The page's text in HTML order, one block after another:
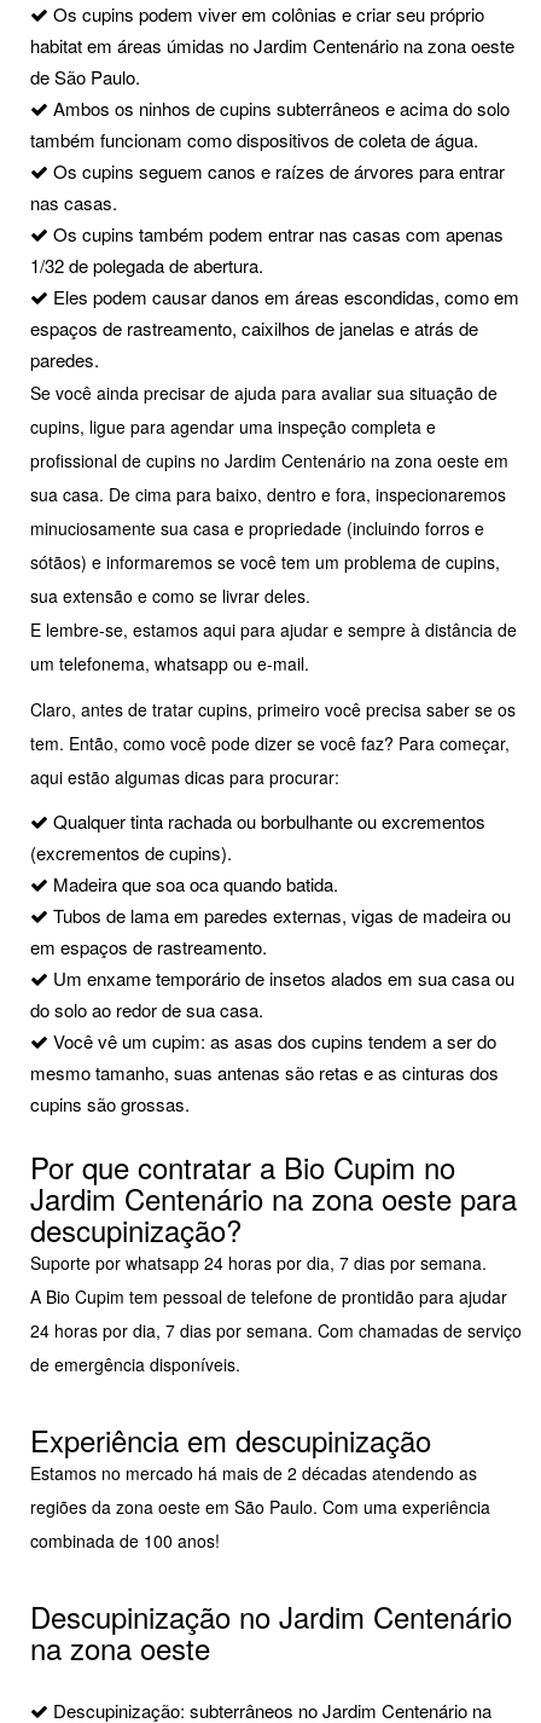
Os cupins podem viver em colônias e criar seu próprio
habitat em áreas úmidas no Jardim Centenário na zona oeste
de São Paulo.
Ambos os ninhos de cupins subterrâneos e acima do solo
também funcionam como dispositivos de coleta de água.
Os cupins seguem canos e raízes de árvores para entrar
nas casas.
Os cupins também podem entrar nas casas com apenas
1/32 de polegada de abertura.
Eles podem causar danos em áreas escondidas, como em
espaços de rastreamento, caixilhos de janelas e atrás de
paredes.
Se você ainda precisar de ajuda para avaliar sua situação de
cupins, ligue para agendar uma inspeção completa e
profissional de cupins no Jardim Centenário na zona oeste em
sua casa. De cima para baixo, dentro e fora, inspecionaremos
minuciosamente sua casa e propriedade (incluindo forros e
sótãos) e informaremos se você tem um problema de cupins,
sua extensão e como se livrar deles.
E lembre-se, estamos aqui para ajudar e sempre à distância de
um telefonema, whatsapp ou e-mail.
Claro, antes de tratar cupins, primeiro você precisa saber se os
tem. Então, como você pode dizer se você faz? Para começar,
aqui estão algumas dicas para procurar:
Qualquer tinta rachada ou borbulhante ou excrementos
(excrementos de cupins).
Madeira que soa oca quando batida.
Tubos de lama em paredes externas, vigas de madeira ou
em espaços de rastreamento.
Um enxame temporário de insetos alados em sua casa ou
do solo ao redor de sua casa.
Você vê um cupim: as asas dos cupins tendem a ser do
mesmo tamanho, suas antenas são retas e as cinturas dos
cupins são grossas.
Por que contratar a Bio Cupim no
Jardim Centenário na zona oeste para
descupinização?
Suporte por whatsapp 24 horas por dia, 7 dias por semana.
A Bio Cupim tem pessoal de telefone de prontidão para ajudar
24 horas por dia, 7 dias por semana. Com chamadas de serviço
de emergência disponíveis.
Experiência em descupinização
Estamos no mercado há mais de 2 décadas atendendo as
regiões da zona oeste em São Paulo. Com uma experiência
combinada de 100 anos!
Descupinização no Jardim Centenário
na zona oeste
Descupinização: subterrâneos no Jardim Centenário na